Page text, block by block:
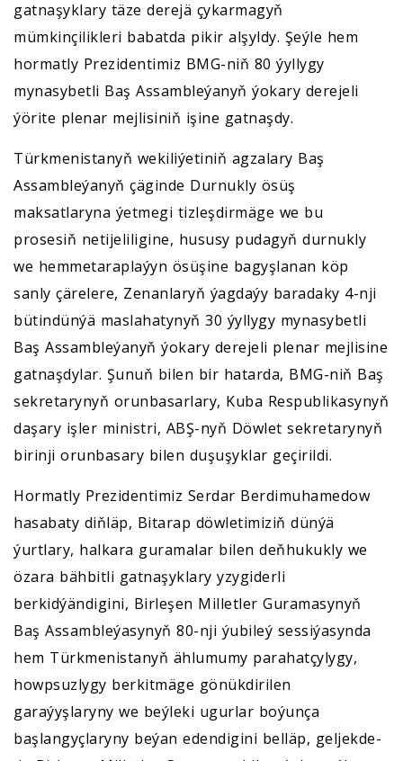
gatnaşyklary täze derejä çykarmagyň
mümkinçilikleri babatda pikir alşyldy. Şeýle hem
hormatly Prezidentimiz BMG-niň 80 ýyllygy
mynasybetli Baş Assambleýanyň ýokary derejeli
ýörite plenar mejlisiniň işine gatnaşdy.
Türkmenistanyň wekiliýetiniň agzalary Baş
Assambleýanyň çäginde Durnukly ösüş
maksatlaryna ýetmegi tizleşdirmäge we bu
prosesiň netijeliligine, hususy pudagyň durnukly
we hemmetaraplaýyn ösüşine bagyşlanan köp
sanly çärelere, Zenanlaryň ýagdaýy baradaky 4-nji
bütindünýä maslahatynyň 30 ýyllygy mynasybetli
Baş Assambleýanyň ýokary derejeli plenar mejlisine
gatnaşdylar. Şunuň bilen bir hatarda, BMG-niň Baş
sekretarynyň orunbasarlary, Kuba Respublikasynyň
daşary işler ministri, ABŞ-nyň Döwlet sekretarynyň
birinji orunbasary bilen duşuşyklar geçirildi.
Hormatly Prezidentimiz Serdar Berdimuhamedow
hasabaty diňläp, Bitarap döwletimiziň dünýä
ýurtlary, halkara guramalar bilen deňhukukly we
özara bähbitli gatnaşyklary yzygiderli
berkidýändigini, Birleşen Milletler Guramasynyň
Baş Assambleýasynyň 80-nji ýubileý sessiýasynda
hem Türkmenistanyň ählumumy parahatçylygy,
howpsuzlygy berkitmäge gönükdirilen
garaýyşlaryny we beýleki ugurlar boýunça
başlangyçlaryny beýan edendigini belläp, geljekde-